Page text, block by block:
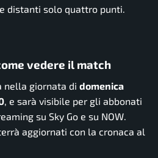
distanti solo quattro punti.
vedere il match
nella giornata di domenica
, e sarà visibile per gli abbonati
su Sky Go e su NOW.
aggiornati con la cronaca al